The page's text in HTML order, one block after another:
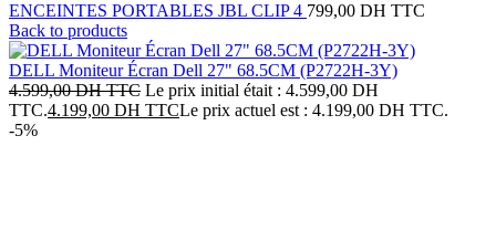
ENCEINTES PORTABLES JBL CLIP 4 799,00 DH TTC
Back to products
DELL Moniteur Écran Dell 27" 68.5CM (P2722H-3Y)
4.599,00DH TTC Le prix initial était : 4.599,00 DH
TTC.4.199,00 DH TTCLe prix actuel est : 4.199,00 DH TTC.
-5%